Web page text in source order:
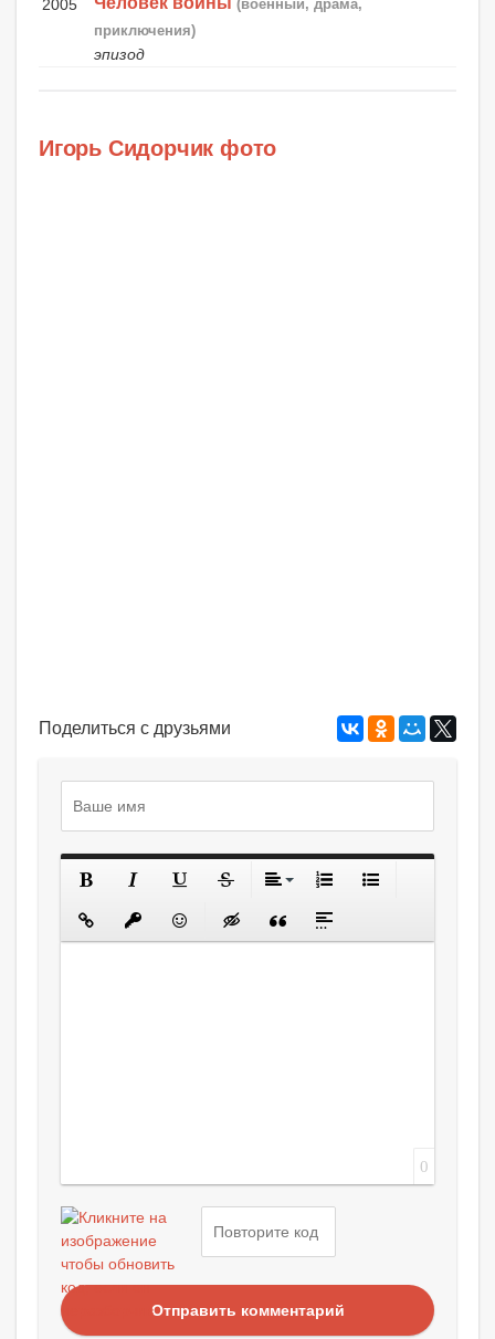
2005
(военный, драма,
приключения)
эпизод
Игорь Сидорчик фото
Поделиться с друзьями
0
Отправить комментарий